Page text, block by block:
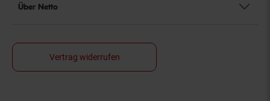
Über Netto
Vertrag widerrufen